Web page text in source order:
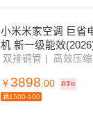
￥1929.00
满1500-100
1100+条评价 好评
小米米家空调 巨省